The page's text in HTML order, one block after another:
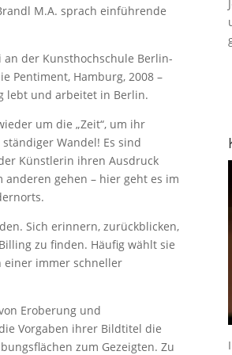
M.A. sprach einführende
an der Kunsthochschule Berlin-
Pentiment, Hamburg, 2008 –
lebt und arbeitet in Berlin.
um die „Zeit“, um ihr
Wandel! Es sind
Künstlerin ihren Ausdruck
gehen – hier geht es im
Sich erinnern, zurückblicken,
zu finden. Häufig wählt sie
einer immer schneller
Eroberung und
Vorgaben ihrer Bildtitel die
zum Gezeigten. Zu